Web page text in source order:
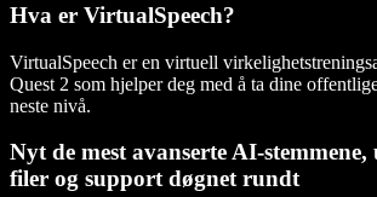
Hva er VirtualSpeech?
VirtualSpeech er en virtuell
Quest 2 som hjelper deg med å ta dine
neste nivå.
Nyt de mest avanserte AI-stemmene,
filer og support døgnet rundt